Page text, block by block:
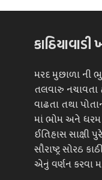
કાઠિયાવાડી
મરદ મુછાળા ની
તલવારુ નચાવતા
વાઢતા તથા
માં ભોમ અને ધરમ
ઈતિહાસ સાક્ષી
સૌરાષ્ટ્ર સોરઠ
એનું વર્ણન કરવા